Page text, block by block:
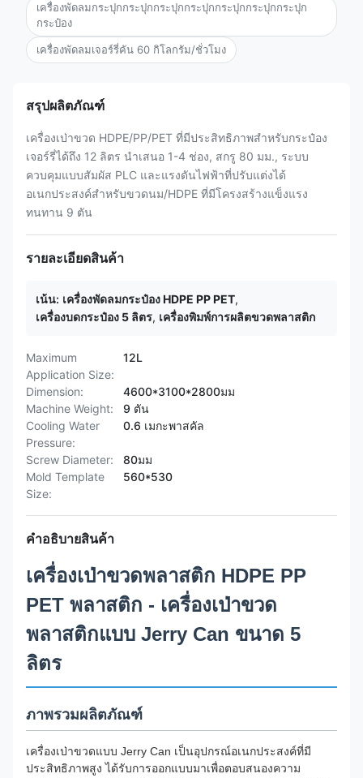
เครื่องพัดลมกระปุกกระปุกกระปุกกระปุกกระปุกกระปุกกระปุก
กระป๋อง
เครื่องพัดลมเจอร์รี่คัน 60 กิโลกรัม/ชั่วโมง
สรุปผลิตภัณฑ์
เครื่องเป่าขวด HDPE/PP/PET ที่มีประสิทธิภาพสำหรับกระป๋อง
เจอร์รี่ได้ถึง 12 ลิตร นำเสนอ 1-4 ช่อง, สกรู 80 มม., ระบบ
ควบคุมแบบสัมผัส PLC และแรงดันไฟฟ้าที่ปรับแต่งได้
อเนกประสงค์สำหรับขวดนม/HDPE ที่มีโครงสร้างแข็งแรง
ทนทาน 9 ตัน
รายละเอียดสินค้า
เน้น: เครื่องพัดลมกระป๋อง HDPE PP PET,
เครื่องบดกระป๋อง 5 ลิตร, เครื่องพิมพ์การผลิตขวดพลาสติก
Maximum
Application Size:
12L
Dimension:
4600*3100*2800มม
Machine Weight:
9 ตัน
Cooling Water
Pressure:
0.6 เมกะพาสคัล
Screw Diameter:
80มม
Mold Template
Size:
560*530
คำอธิบายสินค้า
เครื่องเป่าขวดพลาสติก HDPE PP
PET พลาสติก - เครื่องเป่าขวด
พลาสติกแบบ Jerry Can ขนาด 5
ลิตร
ภาพรวมผลิตภัณฑ์
เครื่องเป่าขวดแบบ Jerry Can เป็นอุปกรณ์อเนกประสงค์ที่มี
ประสิทธิภาพสูง ได้รับการออกแบบมาเพื่อตอบสนองความ